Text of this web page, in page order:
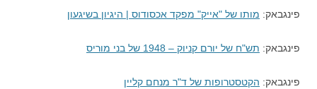
פינגבאק: מותו של "אייק" מפקד אכסודוס | היגיון בשיגעון
פינגבאק: תש"ח של יורם קניוק – 1948 של בני מוריס
פינגבאק: הקטסטרופות של ד"ר מנחם קליין